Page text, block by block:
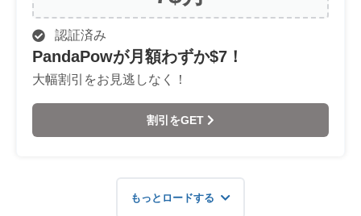
認証済み
PandaPowが月額わずか$7！
大幅割引をお見逃しなく！
割引をGET
もっとロードする